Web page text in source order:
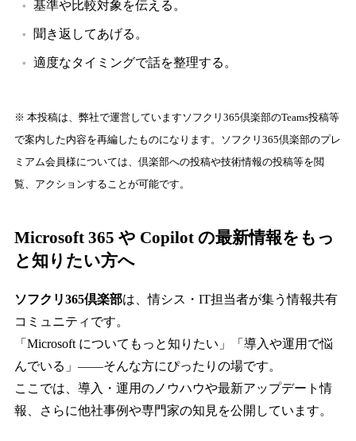
基準や比較対象を伝える。
聞き返してあげる。
適度なタイミングで話を整理する。
※ 本投稿は、弊社で運営していますソフクリ365倶楽部のTeams投稿等
で案内した内容を再編したものになります。ソフクリ365倶楽部のプレ
ミアム会員様については、倶楽部への投稿や技術情報の投稿等を閲
覧、アクションすることが可能です。
Microsoft 365 や Copilot の最新情報をもっ
と知りたい方へ
ソフクリ365倶楽部は、情シス・IT担当者が集う情報共有
コミュニティです。
「Microsoft についてもっと知りたい」「導入や運用で悩
んでいる」――そんな方にぴったりの場です。
ここでは、導入・運用のノウハウや最新アップデート情
報、さらに他社事例や専門家の知見を公開しています。